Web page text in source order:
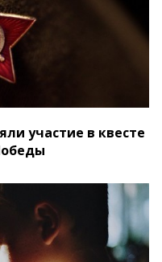
участие в квесте